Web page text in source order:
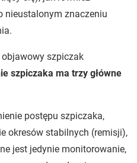
nieustalonym znaczeniu
szpiczak
szpiczaka ma trzy główne
postępu szpiczaka,
okresów stabilnych (remisji),
jest jedynie monitorowanie,